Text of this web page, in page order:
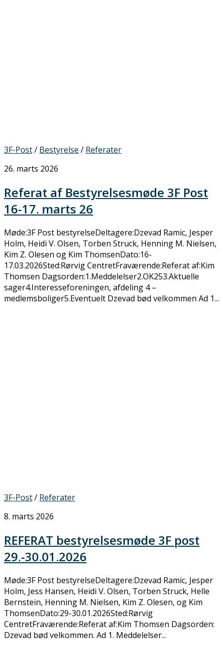
3F-Post/ Bestyrelse / Referater
26. marts 2026
Referat af Bestyrelsesmøde 3F Post
16-17. marts 26
Møde:3F Post bestyrelseDeltagere:Dzevad Ramic, Jesper
Holm, Heidi V. Olsen, Torben Struck, Henning M. Nielsen,
Kim Z. Olesen og Kim ThomsenDato:16-
17.03.2026Sted:Rørvig CentretFraværende:Referat af:Kim
Thomsen Dagsorden:1.Meddelelser2.OK253.Aktuelle
sager4.Interesseforeningen, afdeling 4 –
medlemsboliger5.Eventuelt Dzevad bød velkommen Ad 1...
3F-Post/ Referater
8. marts 2026
REFERAT bestyrelsesmøde 3F post
29.-30.01.2026
Møde:3F Post bestyrelseDeltagere:Dzevad Ramic, Jesper
Holm, Jess Hansen, Heidi V. Olsen, Torben Struck, Helle
Bernstein, Henning M. Nielsen, Kim Z. Olesen, og Kim
ThomsenDato:29-30.01.2026Sted:Rørvig
CentretFraværende:Referat af:Kim Thomsen Dagsorden:
Dzevad bød velkommen. Ad 1. Meddelelser...